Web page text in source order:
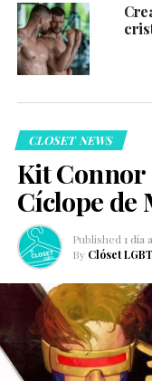
CLOSET NEWS
Kit Connor
Cíclope de
Published 1 día
By Clóset LGBT